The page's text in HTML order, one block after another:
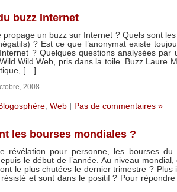
buzz Internet
propage un buzz sur Internet ? Quels sont les
? Est ce que l’anonymat existe
? Quelques questions analysées par
Wild Web, pris dans la toile. Buzz Laure
[…]
2008
, Web Pas de commentaires »
les bourses mondiales ?
révélation pour personne, les bourses
le début de l’année. Au niveau mondial,
le plus chutées le dernier trimestre ? Plus
et sont dans le positif ? Pour